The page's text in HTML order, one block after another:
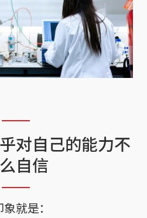
对自己的能力不
自信
就是：